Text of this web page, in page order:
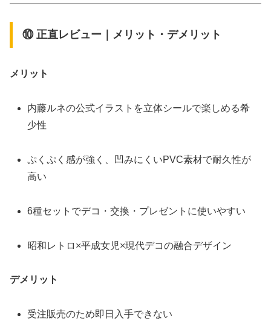
⑩ 正直レビュー｜メリット・デメリット
メリット
内藤ルネの公式イラストを立体シールで楽しめる希
少性
ぷくぷく感が強く、凹みにくいPVC素材で耐久性が
高い
6種セットでデコ・交換・プレゼントに使いやすい
昭和レトロ×平成女児×現代デコの融合デザイン
デメリット
受注販売のため即日入手できない